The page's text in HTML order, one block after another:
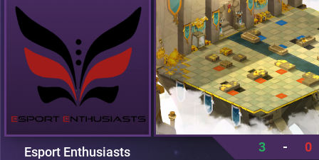
Esport Enthusiasts 3 - 0